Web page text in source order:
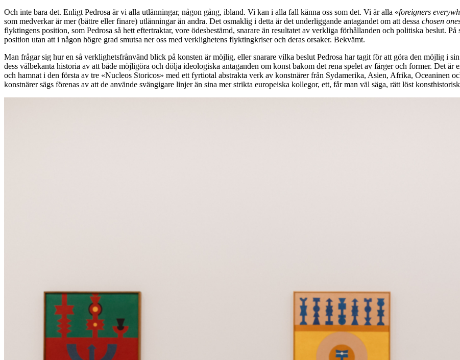
Och inte bara det. Enligt Pedrosa är vi alla utlänningar, någon gång, ibland. Vi kan i alla fall känna oss som det. Vi är alla «foreigners
som medverkar är mer (bättre eller finare) utlänningar än andra. Det osmaklig i detta är det underliggande antagandet om att dessa chosen
flyktingens position, som Pedrosa så hett eftertraktar, vore ödesbestämd, snarare än resultatet av verkliga förhållanden och politiska beslut.
position utan att i någon högre grad smutsa ner oss med verklighetens flyktingkriser och deras orsaker. Bekvämt.
Man frågar sig hur en så verklighetsfrånvänd blick på konsten är möjlig, eller snarare vilka beslut Pedrosa har tagit för att göra den möjlig i
dess välbekanta historia av att både möjligöra och dölja ideologiska antaganden om konst bakom det rena spelet av färger och former. Det
och hamnat i den första av tre «Nucleos Storicos» med ett fyrtiotal abstrakta verk av konstnärer från Sydamerika, Asien, Afrika, Oceaninen
konstnärer sägs förenas av att de använde svängigare linjer än sina mer strikta europeiska kollegor, ett, får man väl säga, rätt löst